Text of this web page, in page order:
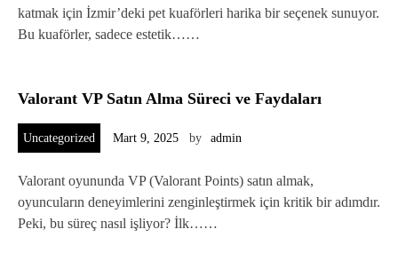
katmak için İzmir’deki pet kuaförleri harika bir seçenek sunuyor.
Bu kuaförler, sadece estetik……
Valorant VP Satın Alma Süreci ve Faydaları
Uncategorized Mart 9, 2025 by admin
Valorant oyununda VP (Valorant Points) satın almak,
oyuncuların deneyimlerini zenginleştirmek için kritik bir adımdır.
Peki, bu süreç nasıl işliyor? İlk……